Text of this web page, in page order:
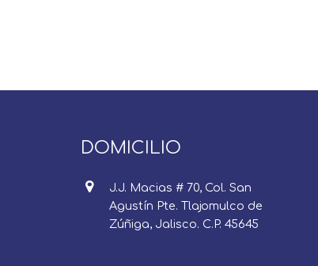
DOMICILIO
J.J. Macias # 70, Col. San
Agustín Pte. Tlajomulco de
Zúñiga, Jalisco. C.P. 45645